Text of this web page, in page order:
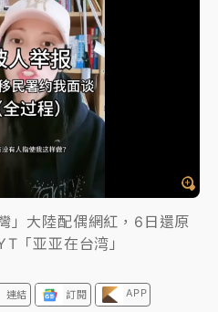
人數！辜仲諒向法院聲請遭
！今線上預約開賣一度塞車
！東檢抗告成功 今重開羈
雨彈轟3天 「紅到發紫」降
」大陸配偶網紅，6日還原
「亚亚在台湾」
連結 訂閱 APP